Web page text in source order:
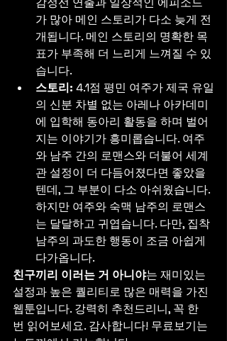
가 많아 메인 스토리가 다소 늦게 전
개됩니다. 메인 스토리의 명확한 목
표가 부족해 더 느리게 느껴질 수 있
습니다.
스토리: 4.1점 평민 여주가 제국 유일
의 신분 차별 없는 아레나 아카데미
에 입학해 동아리 활동을 하며 벌어
지는 이야기가 흥미롭습니다. 여주
와 남주 간의 로맨스와 더불어 세계
관 설정이 더 다듬어졌다면 좋았을
텐데, 그 부분이 다소 아쉬웠습니다.
하지만 여주와 숙맥 남주의 로맨스
는 달달하고 귀엽습니다. 다만, 집착
남주의 과도한 행동이 조금 아쉽게
다가옵니다.
친구끼리 이러는 거 아니야는 재미있는
설정과 높은 퀄리티로 많은 매력을 가진
웹툰입니다. 강력히 추천드리니, 꼭 한
번 읽어보세요. 감사합니다! 무료보기는